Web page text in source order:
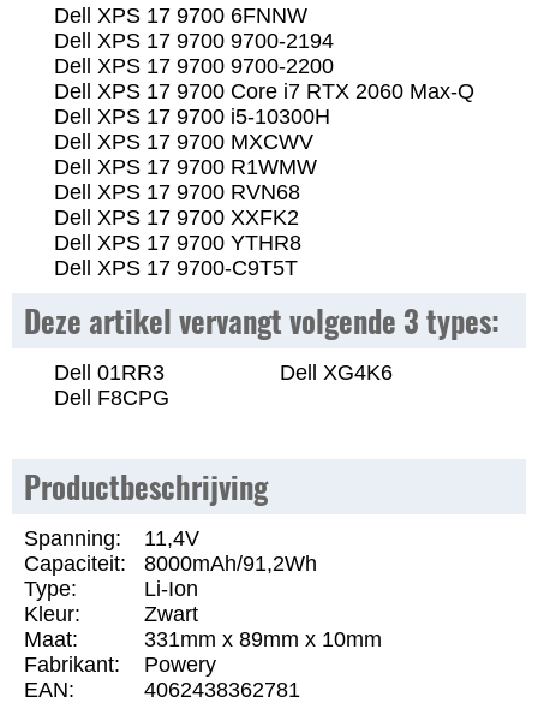
Dell XPS 17 9700 6FNNW
Dell XPS 17 9700 9700-2194
Dell XPS 17 9700 9700-2200
Dell XPS 17 9700 Core i7 RTX 2060 Max-Q
Dell XPS 17 9700 i5-10300H
Dell XPS 17 9700 MXCWV
Dell XPS 17 9700 R1WMW
Dell XPS 17 9700 RVN68
Dell XPS 17 9700 XXFK2
Dell XPS 17 9700 YTHR8
Dell XPS 17 9700-C9T5T
Deze artikel vervangt volgende 3 types:
Dell 01RR3
Dell F8CPG
Dell XG4K6
Productbeschrijving
Spanning:
11,4V
Capaciteit:
8000mAh/91,2Wh
Type:
Li-Ion
Kleur:
Zwart
Maat:
331mm x 89mm x 10mm
Fabrikant:
Powery
EAN:
4062438362781